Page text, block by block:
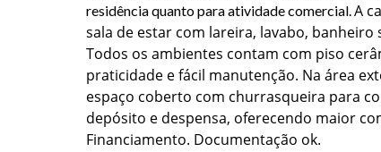
residência quanto para atividade comercial.A
sala de estar com lareira, lavabo, banheiro
Todos os ambientes contam com piso
praticidade e fácil manutenção. Na área
espaço coberto com churrasqueira para
depósito e despensa, oferecendo maior
Financiamento. Documentação ok.